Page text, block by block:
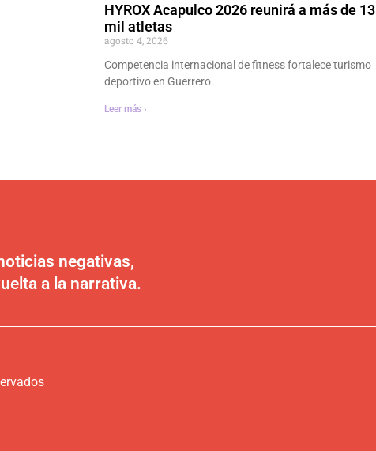
HYROX Acapulco 2026 reunirá a más de 13
mil atletas
agosto 4, 2026
Competencia internacional de fitness fortalece turismo
deportivo en Guerrero.
Leer más ›
negativas,
a la narrativa.